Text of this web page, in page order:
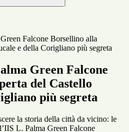
Falcone Borsellino alla
e della Corigliano più segreta
Green Falcone
del Castello
più segreta
la storia della città da vicino: le
L. Palma Green Falcone